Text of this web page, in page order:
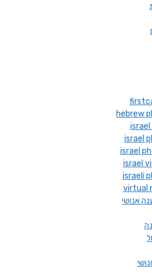
hebrew
israel
israel
israel
israeli
virtual
אנושי